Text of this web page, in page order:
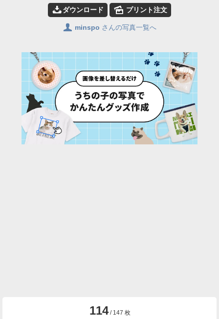
📥ダウンロード 🌄 プリント注文
👤 minspo さんの写真一覧へ
114/ 147 枚